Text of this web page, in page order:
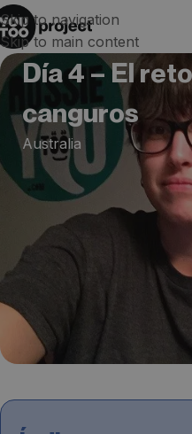
Skip to navigation
Skip to main content
Día 4 – El
canguros
Australia